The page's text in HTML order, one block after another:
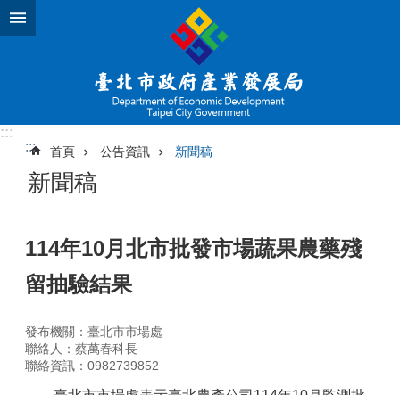
跳到主要內容區塊
:::
:::
首頁 公告資訊 新聞稿
新聞稿
114年10月北市批發市場蔬果農藥殘
留抽驗結果
發布機關：臺北市市場處
聯絡人：蔡萬春科長
聯絡資訊：0982739852